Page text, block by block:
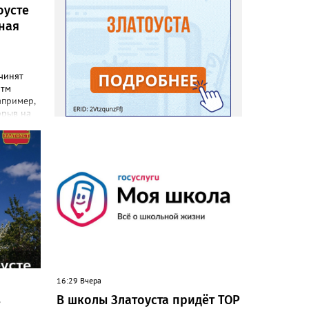
на
воды
в
общей
16:29 Вчера
В школы Златоуста придёт ТОР